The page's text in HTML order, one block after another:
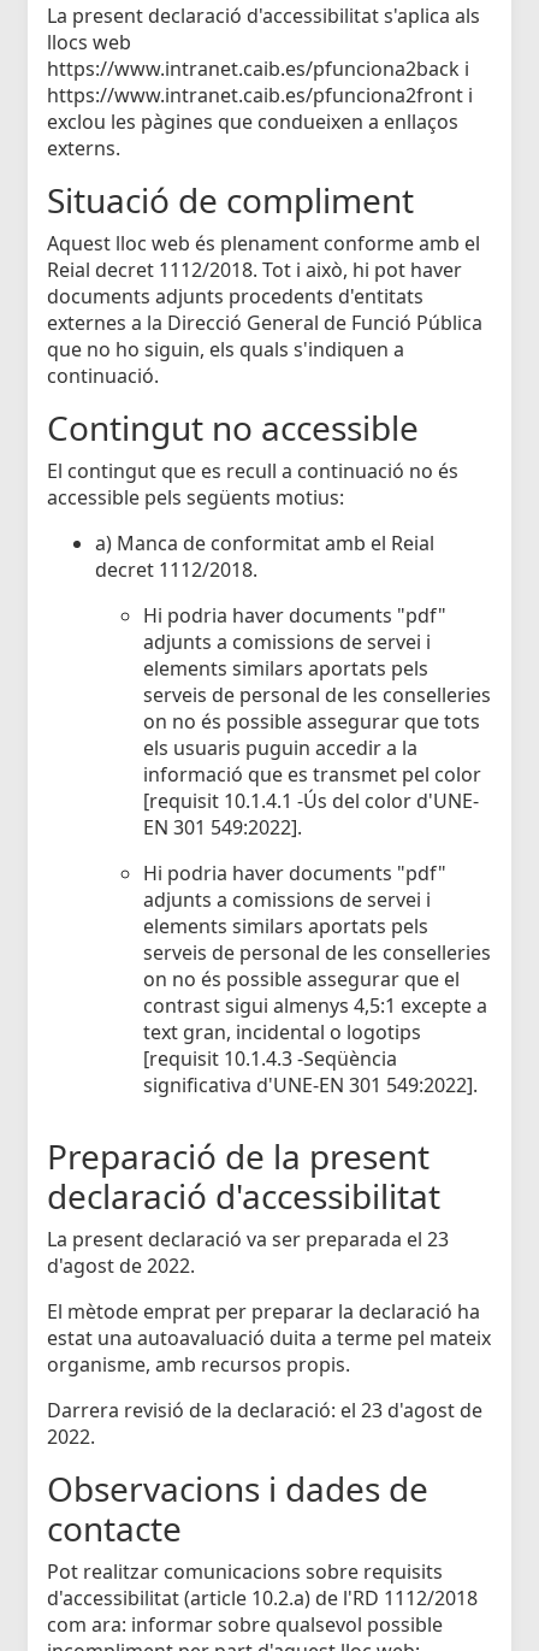
La present declaració d'accessibilitat s'aplica als
llocs web
https://www.intranet.caib.es/pfunciona2back i
https://www.intranet.caib.es/pfunciona2front i
exclou les pàgines que condueixen a enllaços
externs.
Situació de compliment
Aquest lloc web és plenament conforme amb el
Reial decret 1112/2018. Tot i això, hi pot haver
documents adjunts procedents d'entitats
externes a la Direcció General de Funció Pública
que no ho siguin, els quals s'indiquen a
continuació.
Contingut no accessible
El contingut que es recull a continuació no és
accessible pels següents motius:
a) Manca de conformitat amb el Reial
decret 1112/2018.
Hi podria haver documents "pdf"
adjunts a comissions de servei i
elements similars aportats pels
serveis de personal de les conselleries
on no és possible assegurar que tots
els usuaris puguin accedir a la
informació que es transmet pel color
[requisit 10.1.4.1 -Ús del color d'UNE-
EN 301 549:2022].
Hi podria haver documents "pdf"
adjunts a comissions de servei i
elements similars aportats pels
serveis de personal de les conselleries
on no és possible assegurar que el
contrast sigui almenys 4,5:1 excepte a
text gran, incidental o logotips
[requisit 10.1.4.3 -Seqüència
significativa d'UNE-EN 301 549:2022].
Preparació de la present
declaració d'accessibilitat
La present declaració va ser preparada el 23
d'agost de 2022.
El mètode emprat per preparar la declaració ha
estat una autoavaluació duita a terme pel mateix
organisme, amb recursos propis.
Darrera revisió de la declaració: el 23 d'agost de
2022.
Observacions i dades de
contacte
Pot realitzar comunicacions sobre requisits
d'accessibilitat (article 10.2.a) de l'RD 1112/2018
com ara: informar sobre qualsevol possible